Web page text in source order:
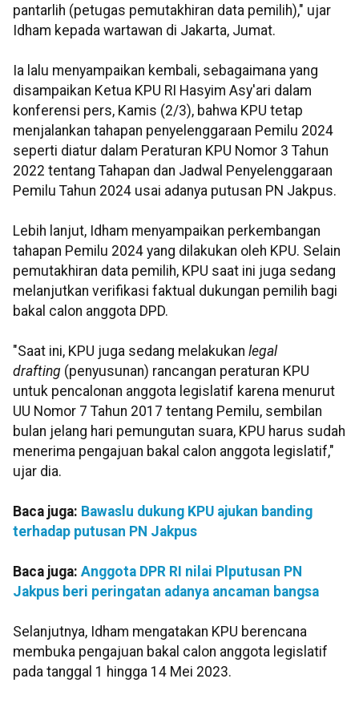
pantarlih (petugas pemutakhiran data pemilih)," ujar
Idham kepada wartawan di Jakarta, Jumat.
Ia lalu menyampaikan kembali, sebagaimana yang
disampaikan Ketua KPU RI Hasyim Asy'ari dalam
konferensi pers, Kamis (2/3), bahwa KPU tetap
menjalankan tahapan penyelenggaraan Pemilu 2024
seperti diatur dalam Peraturan KPU Nomor 3 Tahun
2022 tentang Tahapan dan Jadwal Penyelenggaraan
Pemilu Tahun 2024 usai adanya putusan PN Jakpus.
Lebih lanjut, Idham menyampaikan perkembangan
tahapan Pemilu 2024 yang dilakukan oleh KPU. Selain
pemutakhiran data pemilih, KPU saat ini juga sedang
melanjutkan verifikasi faktual dukungan pemilih bagi
bakal calon anggota DPD.
"Saat ini, KPU juga sedang melakukan legal
drafting (penyusunan) rancangan peraturan KPU
untuk pencalonan anggota legislatif karena menurut
UU Nomor 7 Tahun 2017 tentang Pemilu, sembilan
bulan jelang hari pemungutan suara, KPU harus sudah
menerima pengajuan bakal calon anggota legislatif,"
ujar dia.
Baca juga: Bawaslu dukung KPU ajukan banding
terhadap putusan PN Jakpus
Baca juga: Anggota DPR RI nilai Plputusan PN
Jakpus beri peringatan adanya ancaman bangsa
Selanjutnya, Idham mengatakan KPU berencana
membuka pengajuan bakal calon anggota legislatif
pada tanggal 1 hingga 14 Mei 2023.